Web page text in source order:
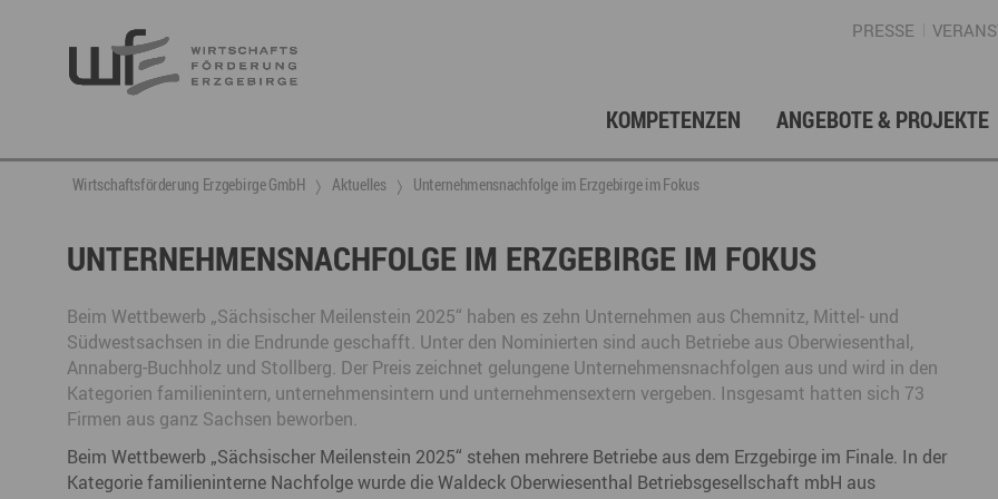
PRESSE
KOMPETENZEN
Berufsnachwuchs & Fachkräfte
Partner vernetzen
Talente integrieren
Talente finden
Talente binden
Gründung, Förderung & Investition
Fördermittelberatung
Gewerbeflächen – Immobilien
Unternehmensdatenbank
Miet- und Veranstaltungsangebote Regionalmarketing & -entwicklung
ANGEBOTE & PROJEKTE
aktuelle Angebote & Projekte
Projekte
Projektarchiv
Wirtschaftsservice
Berufsnachwuchs & Fachkräfte
Innovation- und Technologietransfer
Berufs- & Studienorientierung
Angebote für Schüler
Angebote für Lehrer
Arbeitskreis Schule-Wirtschaft
Gründer- & Dienstleistungszentrum (GDZ)
Annaberg
Touristische Infrastruktur
Neuigkeiten Presse
Ansprechpartner & Kontakt Gesellschafterstruktur
Wirtschaftsförderung Erzgebirge GmbH Aktuelles Unternehmensnachfolge im Erzgebirge im Fokus
UNTERNEHMENSNACHFOLGE IM ERZGEBIRGE IM FOKUS
Beim Wettbewerb „Sächsischer Meilenstein 2025“ haben es zehn Unternehmen aus Chemnitz, Mittel- und
Südwestsachsen in die Endrunde geschafft. Unter den Nominierten sind auch Betriebe aus Oberwiesenthal,
Annaberg-Buchholz und Stollberg. Der Preis zeichnet gelungene Unternehmensnachfolgen aus und wird in den
Kategorien familienintern, unternehmensintern und unternehmensextern vergeben. Insgesamt hatten sich 73
Firmen aus ganz Sachsen beworben.
Beim Wettbewerb „Sächsischer Meilenstein 2025“ stehen mehrere Betriebe aus dem Erzgebirge im Finale. In der
Kategorie familieninterne Nachfolge wurde die Waldeck Oberwiesenthal Betriebsgesellschaft mbH aus